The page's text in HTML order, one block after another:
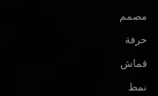
مصمم
حرفة
قماش
نمط